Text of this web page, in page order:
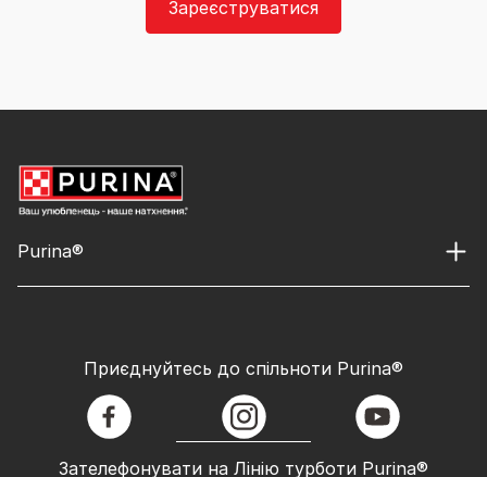
Зареєструватися
Purina®
Зателефонувати на Лінію турботи Purina®
Приєднуйтесь до спільноти Purina®
facebook instagram youtube